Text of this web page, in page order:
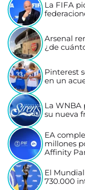
La FIFA
Arsenal
¿de
Pinterest
en un
La WNBA
su nueva
EA
millones
Affinity
El
730.000